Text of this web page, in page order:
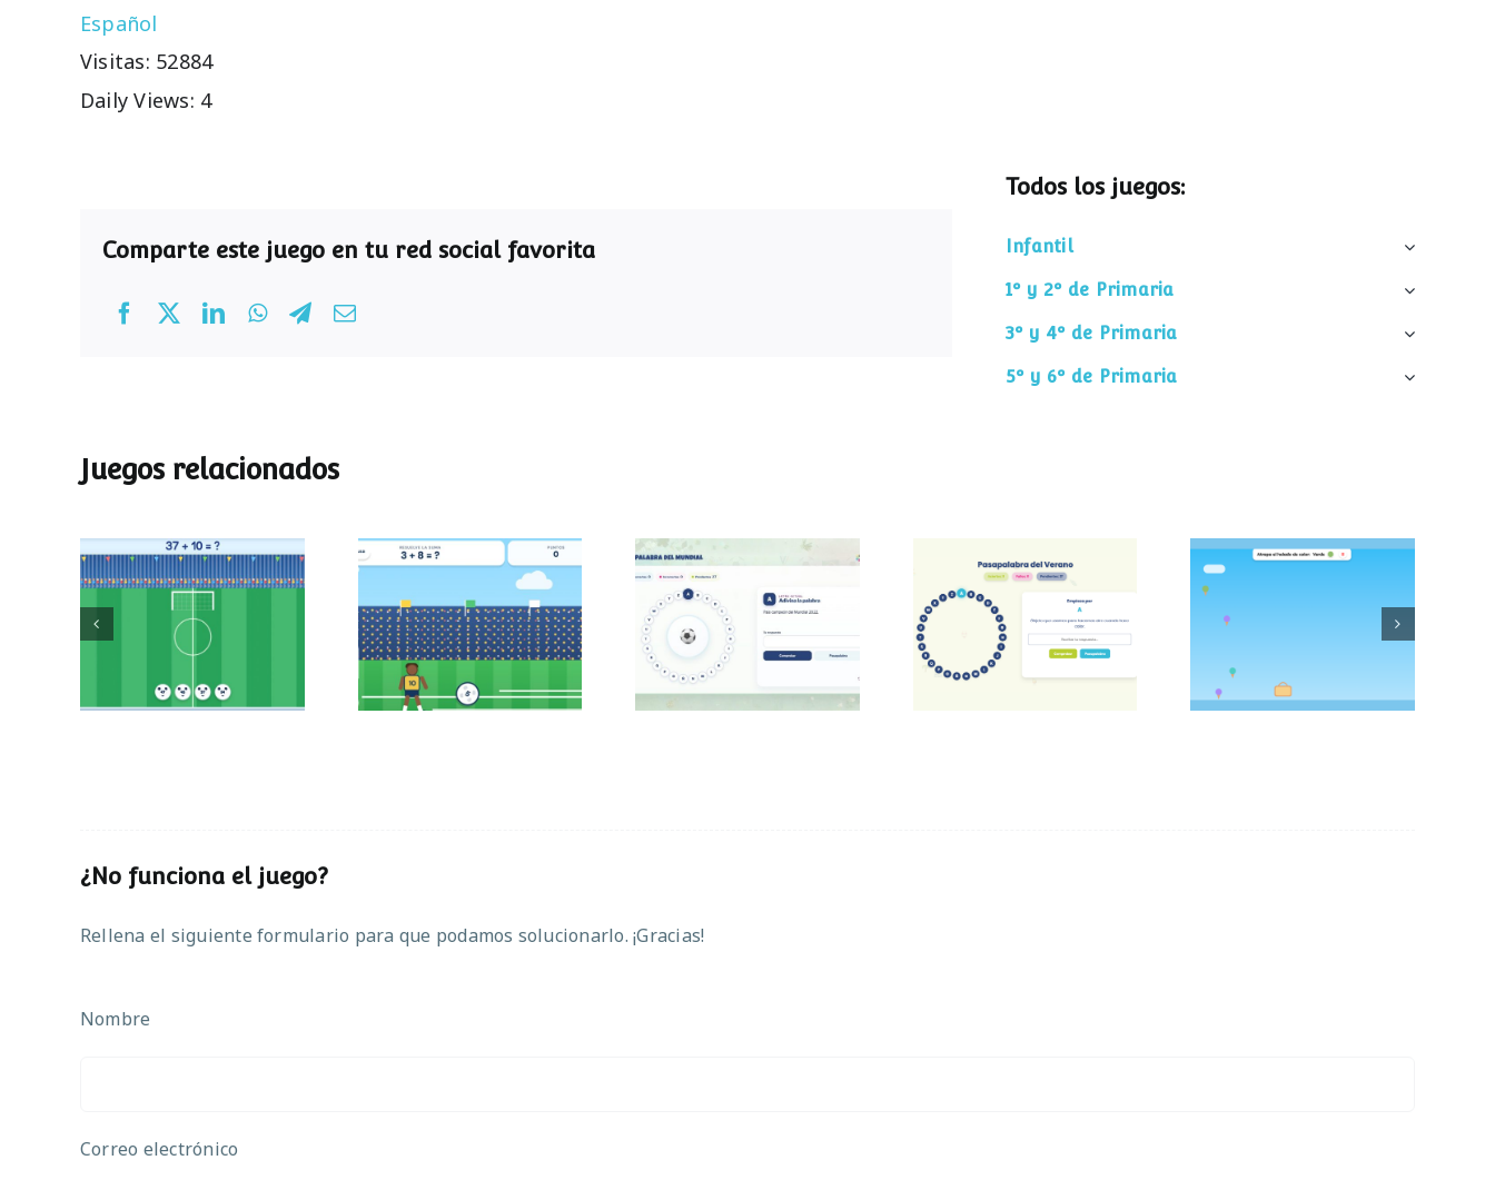
Español
Visitas: 52884
Daily Views: 4
Comparte este juego en tu red social favorita
Todos los juegos:
Infantil
1º y 2º de Primaria
3º y 4º de Primaria
5º y 6º de Primaria
Juegos relacionados
Mundial de
operaciones
Partido de sumas
Pasapalabra del
Mundial
Pasapalabra del
verano
Atrapa el helado
¿No funciona el juego?
Rellena el siguiente formulario para que podamos solucionarlo. ¡Gracias!
Nombre
Correo electrónico